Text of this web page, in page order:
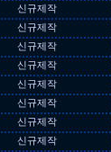
신규제작
신규제작
신규제작
신규제작
신규제작
신규제작
신규제작
신규제작